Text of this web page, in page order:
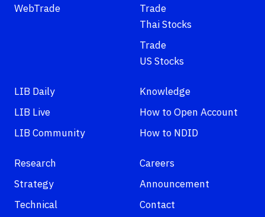
WebTrade
Trade
Thai Stocks
Trade
US Stocks
LIB Daily
LIB Live
LIB Community
Knowledge
How to Open Account
How to NDID
Research
Strategy
Technical
Careers
Announcement
Contact